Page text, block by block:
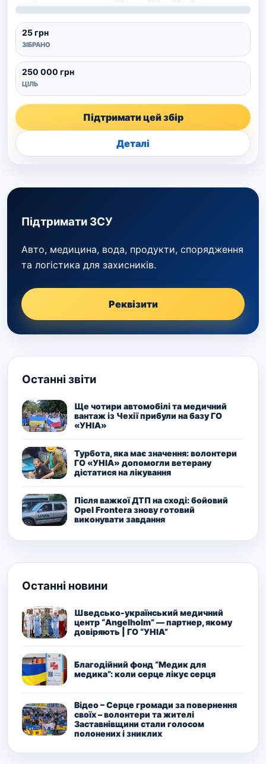
25 грн
ЗІБРАНО
250 000 грн
ЦІЛЬ
Підтримати цей збір
Деталі
Підтримати ЗСУ
Авто, медицина, вода, продукти, спорядження
та логістика для захисників.
Реквізити
Останні звіти
Ще чотири автомобілі та медичний
вантаж із Чехії прибули на базу ГО
«УНІА»
Турбота, яка має значення: волонтери
ГО «УНІА» допомогли ветерану
дістатися на лікування
Після важкої ДТП на сході: бойовий
Opel Frontera знову готовий
виконувати завдання
Останні новини
Шведсько-український медичний
центр “Angelholm” — партнер, якому
довіряють | ГО “УНІА”
Благодійний фонд “Медик для
медика”: коли серце лікує серця
Відео – Серце громади за повернення
своїх – волонтери та жителі
Заставнівщини стали голосом
полонених і зниклих